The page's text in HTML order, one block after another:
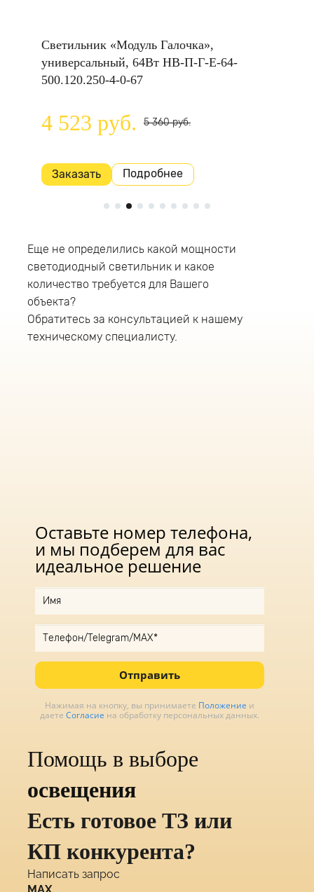
Светильник «Модуль Галочка»,
универсальный, 64Вт НВ-П-Г-Е-64-
500.120.250-4-0-67
4 523 руб. 5 360 руб.
Заказать Подробнее
Еще не определились какой мощности
светодиодный светильник и какое
количество требуется для Вашего
объекта?
Обратитесь за консультацией к нашему
техническому специалисту.
Оставьте номер телефона,
и мы подберем для вас
идеальное решение
Отправить
Нажимая на кнопку, вы принимаете Положение и
даете Согласие на обработку персональных данных.
Помощь в выборе
освещения
Есть готовое ТЗ или
КП конкурента?
Написать запрос
MAX